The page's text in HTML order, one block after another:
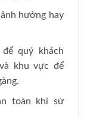
hưởng hay
quý khách
khu vực để
toàn khi sử